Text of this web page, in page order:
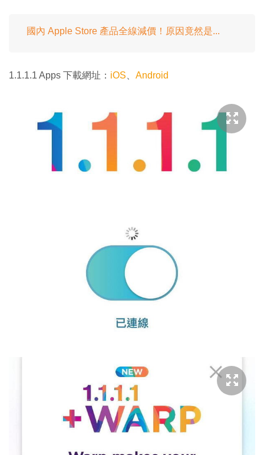
國內 Apple Store 產品全線減價！原因竟然是...
1.1.1.1 Apps 下載網址： iOS Android